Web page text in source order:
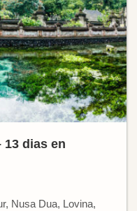
13 dias en
Nusa Dua, Lovina,